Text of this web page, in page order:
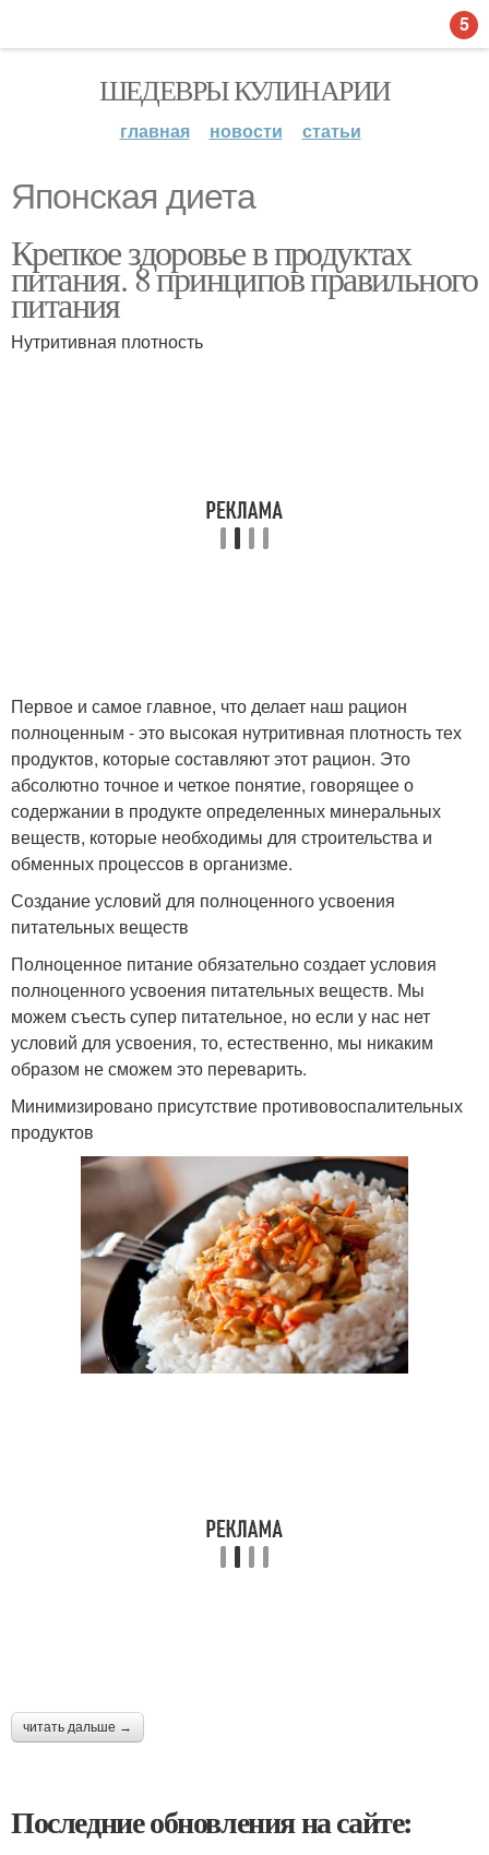
ШЕДЕВРЫ КУЛИНАРИИ
главная новости статьи
Японская диета
Крепкое здоровье в продуктах
питания. 8 принципов правильного
питания
Нутритивная плотность
Первое и самое главное, что делает наш рацион
полноценным - это высокая нутритивная плотность тех
продуктов, которые составляют этот рацион. Это
абсолютно точное и четкое понятие, говорящее о
содержании в продукте определенных минеральных
веществ, которые необходимы для строительства и
обменных процессов в организме.
Создание условий для полноценного усвоения
питательных веществ
Полноценное питание обязательно создает условия
полноценного усвоения питательных веществ. Мы
можем съесть супер питательное, но если у нас нет
условий для усвоения, то, естественно, мы никаким
образом не сможем это переварить.
Минимизировано присутствие противовоспалительных
продуктов
читать дальше →
Последние обновления на сайте:
5